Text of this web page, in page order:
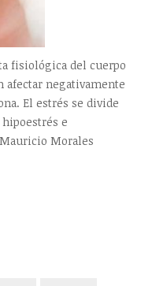
fisiológica del cuerpo
afectar negativamente
El estrés se divide
e
Morales